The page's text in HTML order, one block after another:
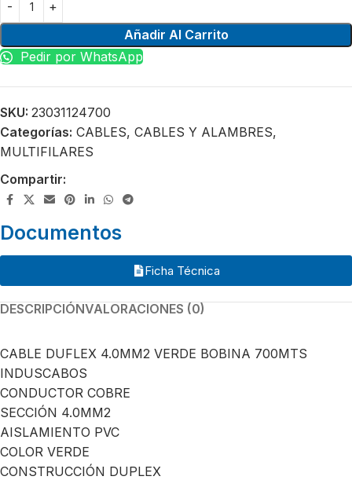
Añadir Al Carrito
Pedir por WhatsApp
SKU: 23031124700
Categorías: CABLES, CABLES Y ALAMBRES,
MULTIFILARES
Compartir:
Documentos
Ficha Técnica
DESCRIPCIÓNVALORACIONES (0)
CABLE DUFLEX 4.0MM2 VERDE BOBINA 700MTS
INDUSCABOS
CONDUCTOR COBRE
SECCIÓN 4.0MM2
AISLAMIENTO PVC
COLOR VERDE
CONSTRUCCIÓN DUPLEX